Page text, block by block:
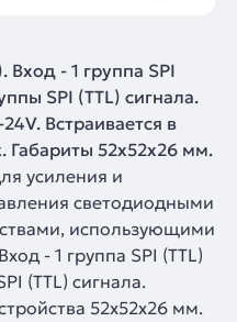
Вход - 1 группа SPI
SPI (TTL) сигнала.
Встраивается в
Габариты 52х52х26 мм.
усиления и
светодиодными
использующими
- 1 группа SPI (TTL)
(TTL) сигнала.
52х52х26 мм.